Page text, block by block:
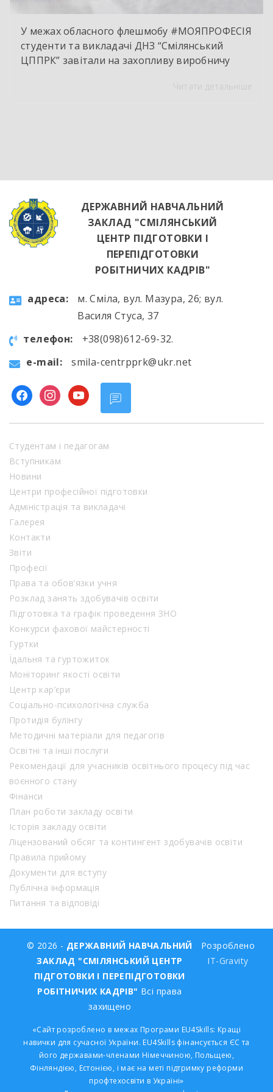
У межах обласного флешмобу #МОЯПРОФЕСІЯ
студенти та викладачі ДНЗ “Смілянський
ЦППРК” завітали на захопливу виробничу
НВК “Лідер”. Світлі кахлі, інноваційне
висококваліфікованих майбутніх фахівцях. […]
Читати детальніше
ДЕРЖАВНИЙ НАВЧАЛЬНИЙ
ЗАКЛАД "СМІЛЯНСЬКИЙ
ЦЕНТР ПІДГОТОВКИ І
ПЕРЕПІДГОТОВКИ
РОБІТНИЧИХ КАДРІВ"
aдресa:
м. Сміла, вул. Мазура, 26; вул.
Василя Стуса, 37
телефон:
+38(098)612-69-32.
e-mail:
smila-centrpprk@ukr.net
facebookinstagram
youtube
Студентам і педагогам
Вступникам
Новини
Центри професійної підготовки
Адміністрація та викладачі
Галерея
Контакти
Звіти
Професії
Права та обов’язки учня
Розклад занять здобувачів освіти
Підготовка та графік проведення ЗНО
Конкурси фахової майстерності
Гуртки
Їдальня та гуртожиток
Моніторинг якості освіти
Центр кар’єри
Соціально-психологічна служба
Протидія булінгу
Методичні матеріали для педагогів
Освітні та інші послуги
Рекомендації для учасників освітнього процесу під час
воєнного стану
Фінанси
План роботи закладу освіти
Історія закладу освіти
Ліцензований обсяг та контингент здобувачів освіти
Правила прийому
Документи для вступу
Публічна інформація
Питання та відповіді
© 2026 - ДЕРЖАВНИЙ НАВЧАЛЬНИЙ
ЗАКЛАД "СМІЛЯНСЬКИЙ ЦЕНТР
ПІДГОТОВКИ І ПЕРЕПІДГОТОВКИ
РОБІТНИЧИХ КАДРІВ" Всі права
захищено
Розроблено
IT-Gravity
«Сайт розроблено в межах Програми EU4Skills: Кращі
навички для сучасної України. EU4Skills фінансується ЄС та
його державами-членами Німеччиною, Польщею,
Фінляндією, Естонією, і має на меті підтримку реформи
профтехосвіти в Україні»